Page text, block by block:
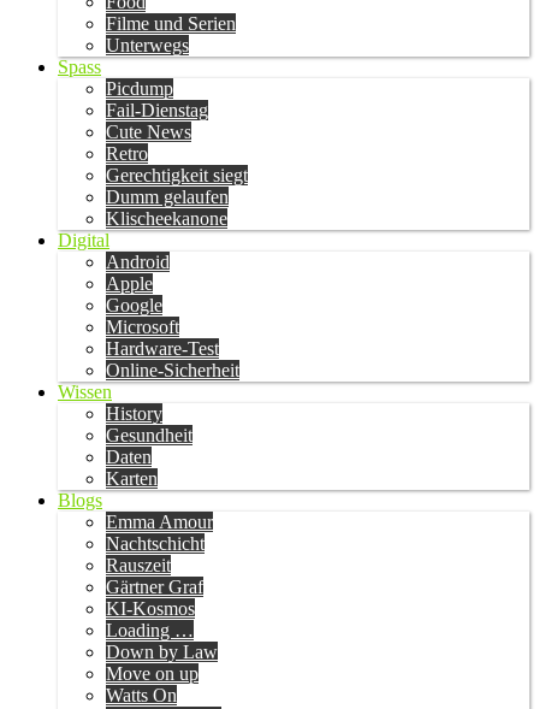
Filme und Serien
Unterwegs
Spass
Picdump
Fail-Dienstag
Cute News
Retro
Gerechtigkeit siegt
Dumm gelaufen
Klischeekanone
Digital
Android
Apple
Google
Microsoft
Hardware-Test
Online-Sicherheit
Wissen
History
Gesundheit
Daten
Karten
Blogs
Emma Amour
Nachtschicht
Rauszeit
Gärtner Graf
KI-Kosmos
Loading …
Down by Law
Move on up
Watts On